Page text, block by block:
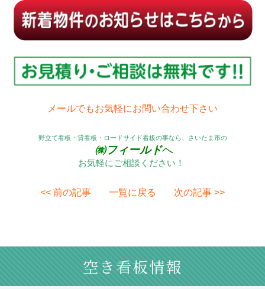
メールでもお気軽にお問い合わせ下さい
野立て看板・貸看板・ロードサイド看板の事なら、さいたま市の
㈱フィールドへ
お気軽にご相談ください！
<< 前の記事 一覧に戻る 次の記事 >>
空き看板情報